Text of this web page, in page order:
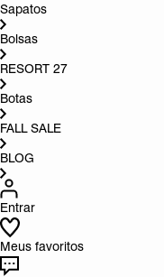
Sapatos
Bolsas
RESORT 27
Botas
FALL SALE
BLOG
Entrar
Meus favoritos